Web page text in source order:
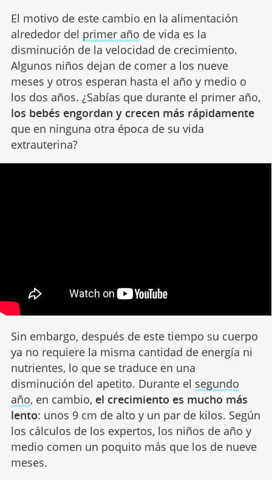
El motivo de este cambio en la alimentación
alrededor del primer año de vida es la
disminución de la velocidad de crecimiento.
Algunos niños dejan de comer a los nueve
meses y otros esperan hasta el año y medio o
los dos años. ¿Sabías que durante el primer año,
los bebés engordan y crecen más rápidamente
que en ninguna otra época de su vida
extrauterina?
Sin embargo, después de este tiempo su cuerpo
ya no requiere la misma cantidad de energía ni
nutrientes, lo que se traduce en una
disminución del apetito. Durante el segundo
año, en cambio, el crecimiento es mucho más
lento: unos 9 cm de alto y un par de kilos. Según
los cálculos de los expertos, los niños de año y
medio comen un poquito más que los de nueve
meses.